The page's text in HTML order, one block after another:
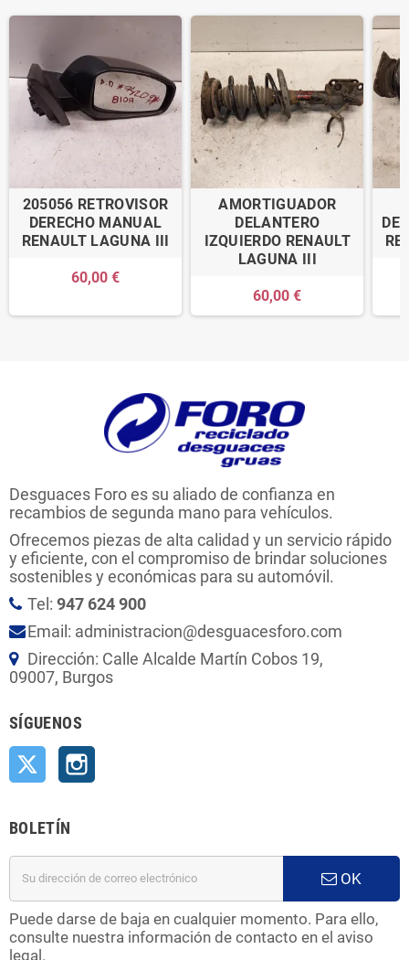
205056 RETROVISOR
DERECHO MANUAL
RENAULT LAGUNA III
60,00 €
AMORTIGUADOR
DELANTERO
IZQUIERDO RENAULT
LAGUNA III
60,00 €
Desguaces Foro es su aliado de confianza en
recambios de segunda mano para vehículos.
Ofrecemos piezas de alta calidad y un servicio rápido
y eficiente, con el compromiso de brindar soluciones
sostenibles y económicas para su automóvil.
Tel: 947 624 900
Email: administracion@desguacesforo.com
Dirección: Calle Alcalde Martín Cobos 19,
09007, Burgos
SÍGUENOS
Twitter
BOLETÍN
OK
Puede darse de baja en cualquier momento. Para ello,
consulte nuestra información de contacto en el aviso
legal.